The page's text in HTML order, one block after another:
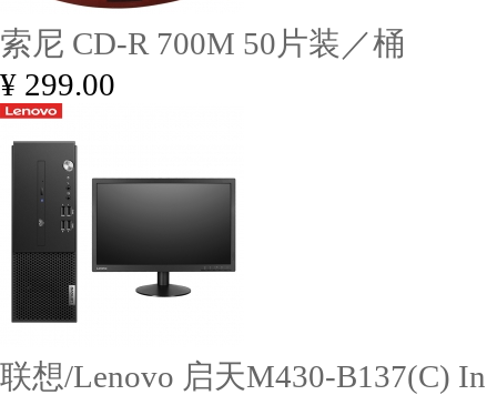
索尼 CD-R 700M 50片装／桶
¥ 299.00
联想/Lenovo 启天M430-B137(C) In